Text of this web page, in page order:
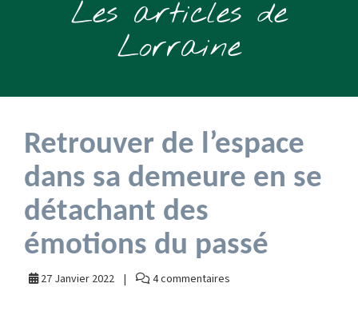
Les articles de
Lorraine
Retrouver de l’espace
dans sa demeure en se
détachant des
émotions du passé
27 Janvier 2022 4 commentaires